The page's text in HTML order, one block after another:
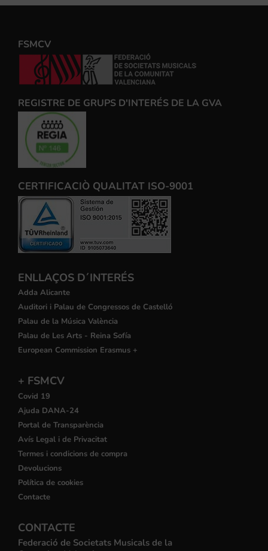
FSMCV
REGISTRE DE GRUPS D'INTERÉS DE LA GVA
CERTIFICACIÒ QUALITAT ISO-9001
ENLLAÇOS D´INTERÉS
Adda Alicante
Auditori i Palau de Congressos de Castelló
Palau de la Música València
Palau de Les Arts - Reina Sofía
European Commission Erasmus +
+ FSMCV
Covid 19
Ajuda DANA-24
Portal de Transparència
Avís Legal i de Privacitat
Termes i condicions de compra
Devolucions
Política de cookies
Contacte
CONTACTE
Federació de Societats Musicals de la